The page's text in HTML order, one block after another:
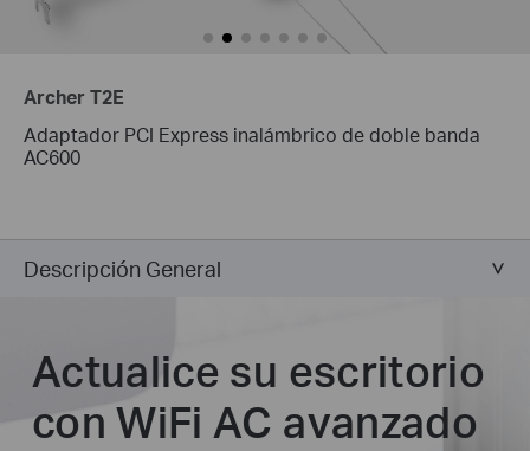
Archer T2E
Adaptador PCI Express inalámbrico de doble banda
AC600
Descripción General
Actualice su escritorio
con WiFi AC avanzado